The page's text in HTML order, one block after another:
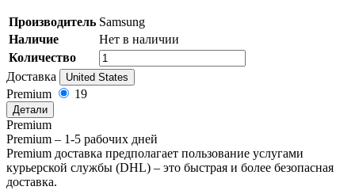
Производитель Samsung
Наличие
Нет в наличии
Количество
Доставка
United States
Premium 19
Детали
Premium
Premium – 1-5 рабочих дней
Premium доставка предполагает пользование услугами
курьерской службы (DHL) – это быстрая и более безопасная
доставка.